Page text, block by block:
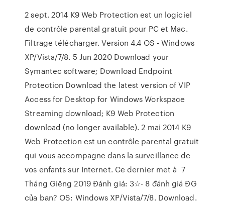
2 sept. 2014 K9 Web Protection est un logiciel
de contrôle parental gratuit pour PC et Mac.
Filtrage télécharger. Version 4.4 OS - Windows
XP/Vista/7/8. 5 Jun 2020 Download your
Symantec software; Download Endpoint
Protection Download the latest version of VIP
Access for Desktop for Windows Workspace
Streaming download; K9 Web Protection
download (no longer available). 2 mai 2014 K9
Web Protection est un contrôle parental gratuit
qui vous accompagne dans la surveillance de
vos enfants sur Internet. Ce dernier met à 7
Tháng Giêng 2019 Đánh giá: 3☆- 8 đánh giá ĐG
của bạn? OS: Windows XP/Vista/7/8. Download.